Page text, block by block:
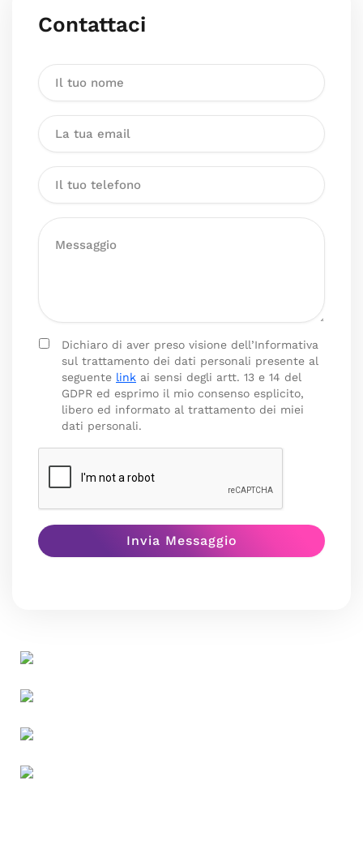
Contattaci
Dichiaro di aver preso visione dell’Informativa
sul trattamento dei dati personali presente al
seguente link ai sensi degli artt. 13 e 14 del
GDPR ed esprimo il mio consenso esplicito,
libero ed informato al trattamento dei miei
dati personali.